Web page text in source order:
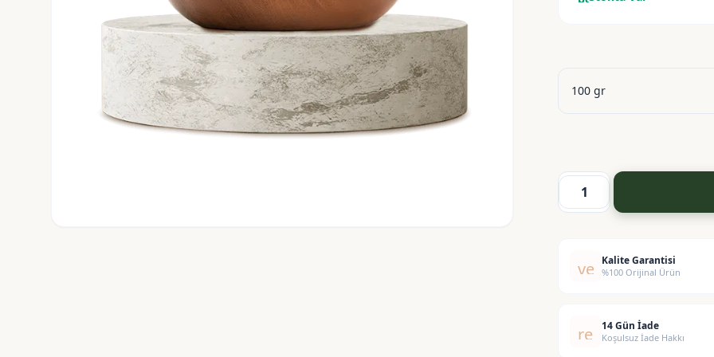
Kombo
Butter
verified
Kalite Garantisi
%100 Orijinal Ürün
replay14 Gün İade
Koşulsuz İade Hakkı